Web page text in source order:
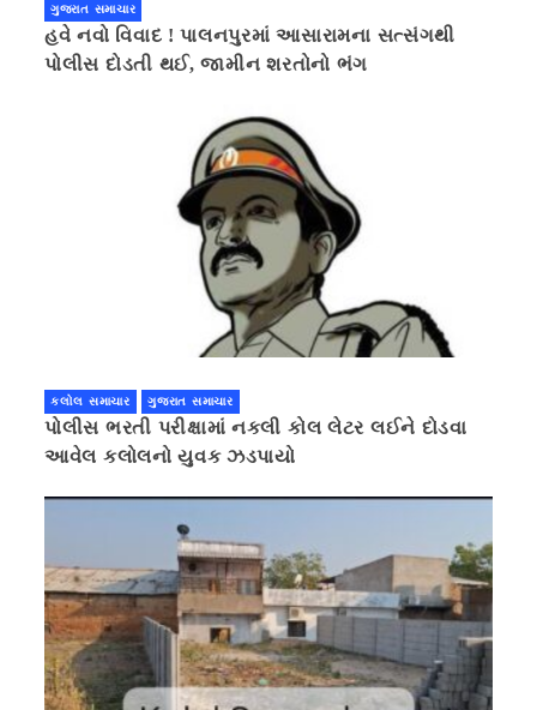
ગુજરાત સમાચાર
હવે નવો વિવાદ ! પાલનપુરમાં આસારામના સત્સંગથી
પોલીસ દોડતી થઈ, જામીન શરતોનો ભંગ
કલોલ સમાચાર ગુજરાત સમાચાર
પોલીસ ભરતી પરીક્ષામાં નકલી કોલ લેટર લઈને દોડવા
આવેલ કલોલનો યુવક ઝડપાયો